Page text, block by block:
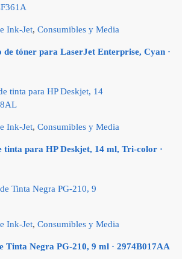
Ink-Jet, Consumibles y Media
de tóner para LaserJet Enterprise, Cyan ·
Ink-Jet, Consumibles y Media
tinta para HP Deskjet, 14 ml, Tri-color ·
Ink-Jet, Consumibles y Media
Tinta Negra PG-210, 9 ml · 2974B017AA